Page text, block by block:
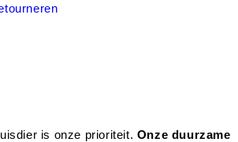
is onze prioriteit. Onze duurzame